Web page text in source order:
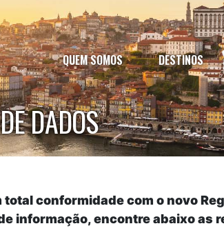
QUEM SOMOS DESTINOS
DADOS
conformidade com o novo
informação, encontre abaixo as